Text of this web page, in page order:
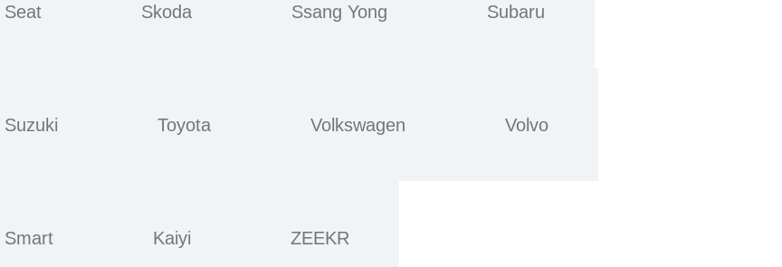
Seat Skoda Ssang Yong Subaru
Suzuki Toyota Volkswagen Volvo
Smart Kaiyi ZEEKR